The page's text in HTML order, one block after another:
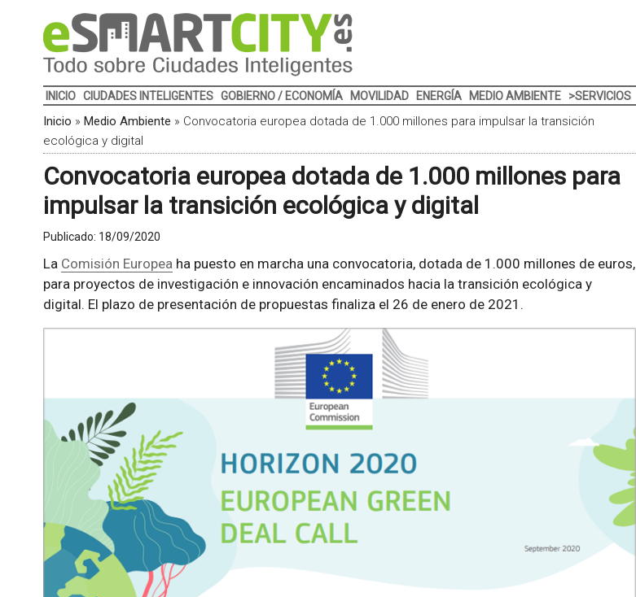
INICIO CIUDADES INTELIGENTES GOBIERNO / ECONOMÍA MOVILIDAD ENERGÍA MEDIO AMBIENTE >SERVICIOS
Inicio » Medio Ambiente » Convocatoria europea dotada de 1.000 millones para impulsar la transición
ecológica y digital
Convocatoria europea dotada de 1.000 millones para
impulsar la transición ecológica y digital
Publicado: 18/09/2020
La Comisión Europeaha puesto en marcha una convocatoria, dotada de 1.000 millones de euros,
para proyectos de investigación e innovación encaminados hacia la transición ecológica y
digital. El plazo de presentación de propuestas finaliza el 26 de enero de 2021.